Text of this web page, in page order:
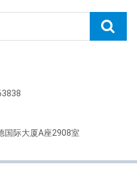
国际大厦A座2908室